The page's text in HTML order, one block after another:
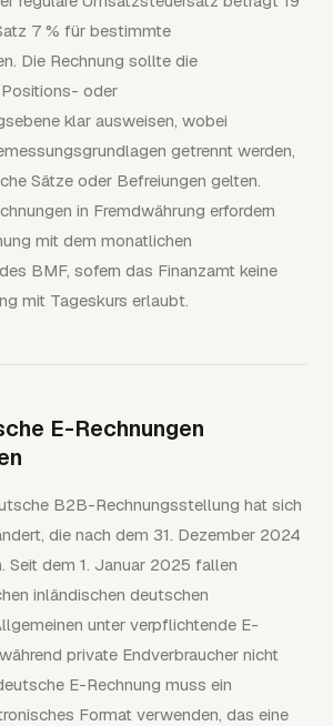
7 % für bestimmte
Die Rechnung sollte die
oder
klar ausweisen, wobei
getrennt werden,
Sätze oder Befreiungen gelten.
in Fremdwährung erfordern
mit dem monatlichen
BMF, sofern das Finanzamt keine
mit Tageskurs erlaubt.
E-Rechnungen
B2B-Rechnungsstellung hat sich
die nach dem 31. Dezember 2024
Seit dem 1. Januar 2025 fallen
inländischen deutschen
unter verpflichtende E-
private Endverbraucher nicht
E-Rechnung muss ein
Format verwenden, das eine